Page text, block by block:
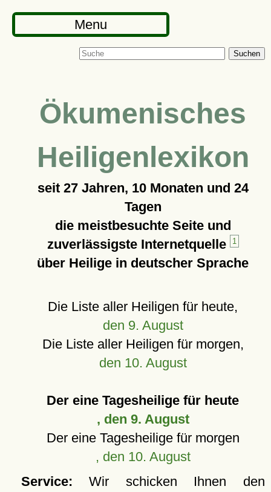
Menu
Suchen
Ökumenisches
Heiligenlexikon
seit 27 Jahren, 10 Monaten und 24
Tagen
die meistbesuchte Seite und
zuverlässigste Internetquelle
1
über Heilige in deutscher Sprache
Die Liste aller Heiligen für heute,
den 9. August
Die Liste aller Heiligen für morgen,
den 10. August
Der eine Tagesheilige für heute
, den 9. August
Der eine Tagesheilige für morgen
, den 10. August
Service: Wir schicken Ihnen den